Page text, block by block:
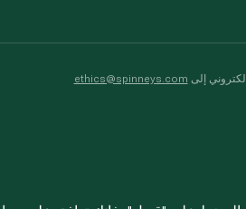
إلى ethics@spinneys.com